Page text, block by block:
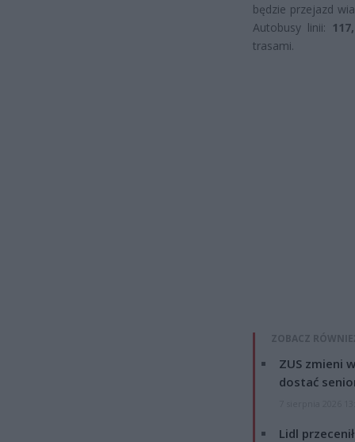
będzie przejazd
Autobusy linii:
trasami.
ZOBACZ
ZUS zmieni
dostać
Lidl